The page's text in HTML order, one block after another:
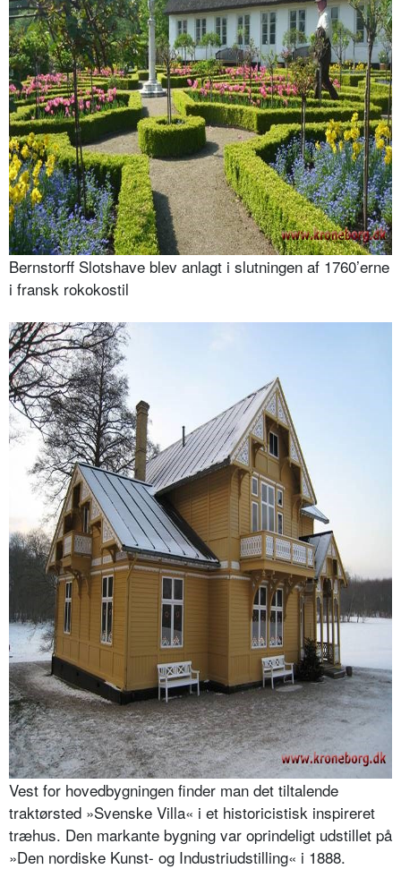
Bernstorff Slotshave blev anlagt i slutningen af 1760’erne
i fransk rokokostil
Vest for hovedbygningen finder man det tiltalende
traktørsted »Svenske Villa« i et historicistisk inspireret
træhus. Den markante bygning var oprindeligt udstillet på
»Den nordiske Kunst- og Industriudstilling« i 1888.